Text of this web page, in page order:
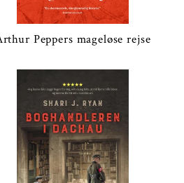
Peppers mageløse rejse